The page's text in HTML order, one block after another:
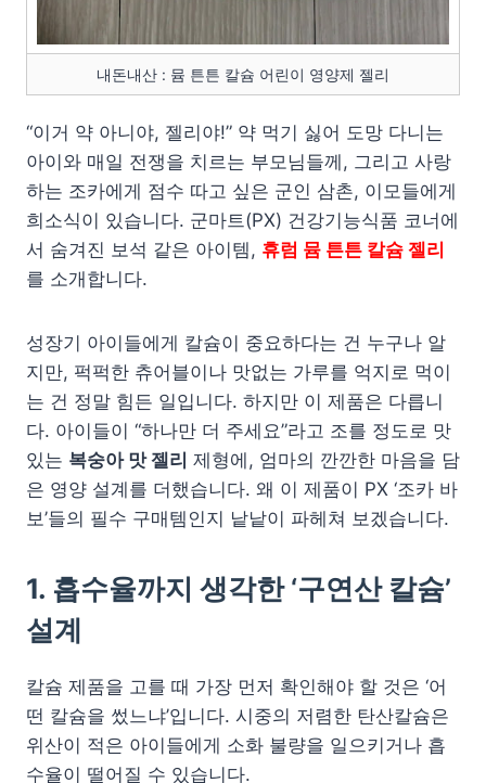
내돈내산 : 뮴 튼튼 칼슘 어린이 영양제 젤리
“이거 약 아니야, 젤리야!” 약 먹기 싫어 도망 다니는
아이와 매일 전쟁을 치르는 부모님들께, 그리고 사랑
하는 조카에게 점수 따고 싶은 군인 삼촌, 이모들에게
희소식이 있습니다. 군마트(PX) 건강기능식품 코너에
서 숨겨진 보석 같은 아이템, 휴럼 뮴 튼튼 칼슘 젤리
를 소개합니다.
성장기 아이들에게 칼슘이 중요하다는 건 누구나 알
지만, 퍽퍽한 츄어블이나 맛없는 가루를 억지로 먹이
는 건 정말 힘든 일입니다. 하지만 이 제품은 다릅니
다. 아이들이 “하나만 더 주세요”라고 조를 정도로 맛
있는 복숭아 맛 젤리 제형에, 엄마의 깐깐한 마음을 담
은 영양 설계를 더했습니다. 왜 이 제품이 PX ‘조카 바
보’들의 필수 구매템인지 낱낱이 파헤쳐 보겠습니다.
1. 흡수율까지 생각한 ‘구연산 칼슘’
설계
칼슘 제품을 고를 때 가장 먼저 확인해야 할 것은 ‘어
떤 칼슘을 썼느냐’입니다. 시중의 저렴한 탄산칼슘은
위산이 적은 아이들에게 소화 불량을 일으키거나 흡
수율이 떨어질 수 있습니다.